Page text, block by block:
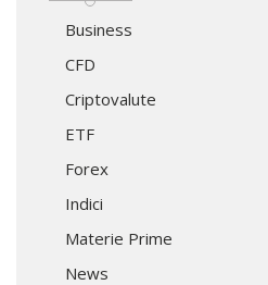
Business
CFD
Criptovalute
ETF
Forex
Indici
Materie Prime
News